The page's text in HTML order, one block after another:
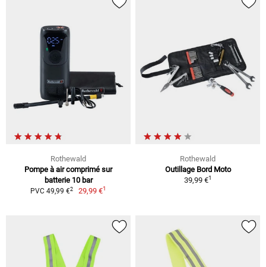
Rothewald
Pompe à air comprimé sur
batterie 10 bar
PVC 49,99 €2 29,99 €1
Rothewald
Outillage Bord Moto
39,99 €1